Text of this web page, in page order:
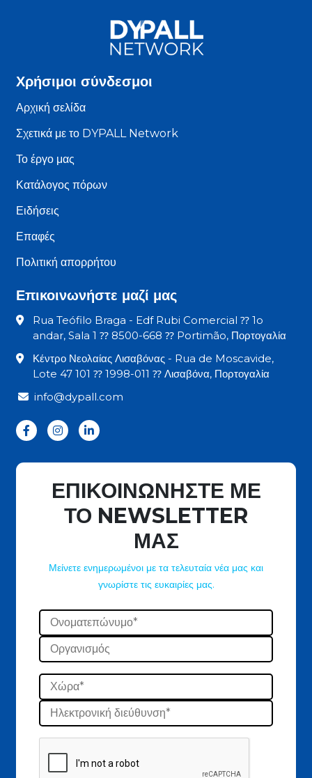
Χρήσιμοι σύνδεσμοι
Αρχική σελίδα
Σχετικά με το DYPALL Network
Το έργο μας
Κατάλογος πόρων
Ειδήσεις
Επαφές
Πολιτική απορρήτου
Επικοινωνήστε μαζί μας
Rua Teófilo Braga - Edf Rubi Comercial ⁇ 1o
andar, Sala 1 ⁇ 8500-668 ⁇ Portimão, Πορτογαλία
Κέντρο Νεολαίας Λισαβόνας - Rua de Moscavide,
Lote 47 101 ⁇ 1998-011 ⁇ Λισαβόνα, Πορτογαλία
info@dypall.com
ΕΠΙΚΟΙΝΩΝΗΣΤΕ ΜΕ
ΤΟ NEWSLETTER
ΜΑΣ
Μείνετε ενημερωμένοι με τα τελευταία νέα μας και
γνωρίστε τις ευκαιρίες μας.